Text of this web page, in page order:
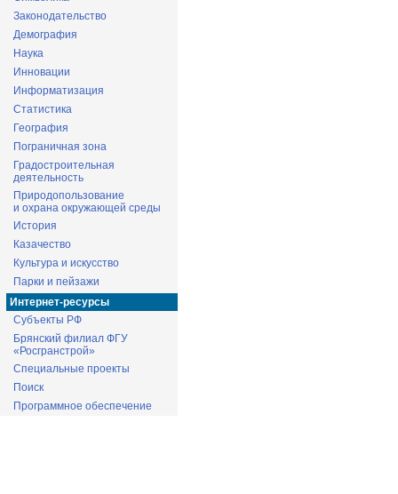
Законодательство
Демография
Наука
Инновации
Информатизация
Статистика
География
Пограничная зона
Градостроительная
деятельность
Природопользование
и охрана окружающей среды
История
Казачество
Культура и искусство
Парки и пейзажи
Интернет-ресурсы
Субъекты РФ
Брянский филиал ФГУ
«Росгранстрой»
Специальные проекты
Поиск
Программное обеспечение